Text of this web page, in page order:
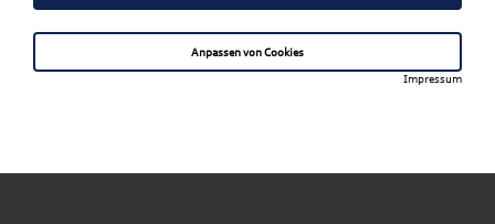
Anpassen von Cookies
Impressum